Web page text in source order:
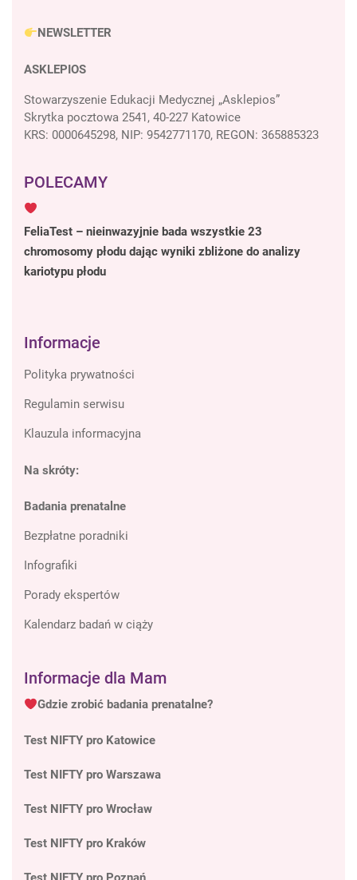
NEWSLETTER
ASKLEPIOS
Stowarzyszenie Edukacji Medycznej „Asklepios”
Skrytka pocztowa 2541, 40-227 Katowice
KRS: 0000645298, NIP: 9542771170, REGON: 365885323
POLECAMY
FeliaTest – nieinwazyjnie bada wszystkie 23
chromosomy płodu dając wyniki zbliżone do analizy
kariotypu płodu
Informacje
Polityka prywatności
Regulamin serwisu
Klauzula informacyjna
Na skróty:
Badania prenatalne
Bezpłatne poradniki
Infografiki
Porady ekspertów
Kalendarz badań w ciąży
Informacje dla Mam
Gdzie zrobić badania prenatalne?
Test NIFTY pro Katowice
Test NIFTY pro Warszawa
Test NIFTY pro Wrocław
Test NIFTY pro Kraków